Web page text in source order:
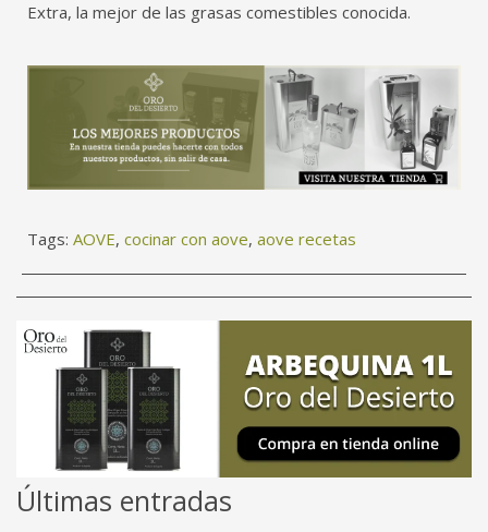
Extra, la mejor de las grasas comestibles conocida.
Tags: AOVE, cocinar con aove, aove recetas
Últimas entradas